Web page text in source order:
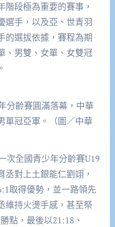
段極為重要的賽事，
選手，以及亞、世青羽
的選拔依據，賽程為期
、男雙、女單、女雙冠
分齡賽圓滿落幕，中華
單冠亞軍。（圖／中華
次全國青少年分齡賽U19
對上土銀能仁劉翊，
取得優勢，並一路領先
維持火燙手感，甚至祭
點，最後以21:18、